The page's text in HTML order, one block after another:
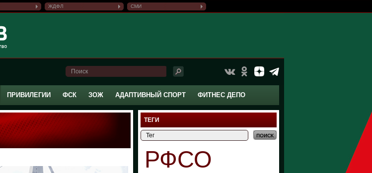
ЖДФЛ СМИ
ПРИВИЛЕГИИ ФСК ЗОЖ АДАПТИВНЫЙ СПОРТ ФИТНЕС ДЕПО
ТЕГИ
РФСО